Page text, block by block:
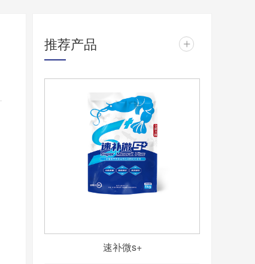
推荐产品 +
速补微s+